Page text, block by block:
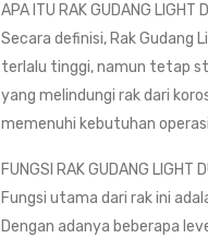
APA ITU RAK GUDANG LIGHT
Secara definisi, Rak Gudang
terlalu tinggi, namun tetap
yang melindungi rak dari
memenuhi kebutuhan
FUNGSI RAK GUDANG LIGHT
Fungsi utama dari rak ini
Dengan adanya beberapa